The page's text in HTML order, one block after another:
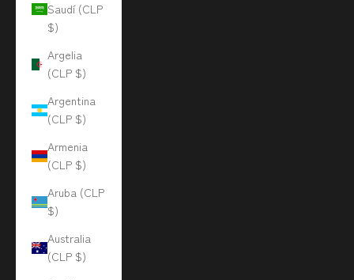
Saudí (CLP
$)
Argelia
(CLP $)
Argentina
(CLP $)
Armenia
(CLP $)
Aruba (CLP
$)
Australia
(CLP $)